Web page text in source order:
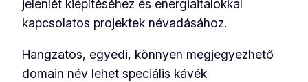
jelenlét kiépítéséhez és energiaitalokkal
kapcsolatos projektek névadásához.
Hangzatos, egyedi, könnyen megjegyezhető
domain név lehet speciális kávék